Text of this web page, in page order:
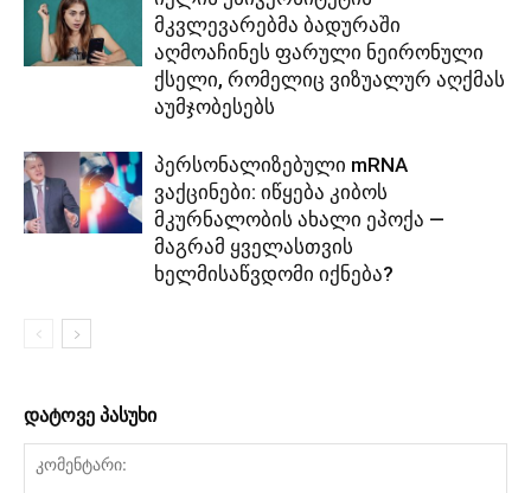
მკვლევარებმა ბადურაში
აღმოაჩინეს ფარული ნეირონული
ქსელი, რომელიც ვიზუალურ აღქმას
აუმჯობესებს
პერსონალიზებული mRNA
ვაქცინები: იწყება კიბოს
მკურნალობის ახალი ეპოქა —
მაგრამ ყველასთვის
ხელმისაწვდომი იქნება?
დატოვე პასუხი